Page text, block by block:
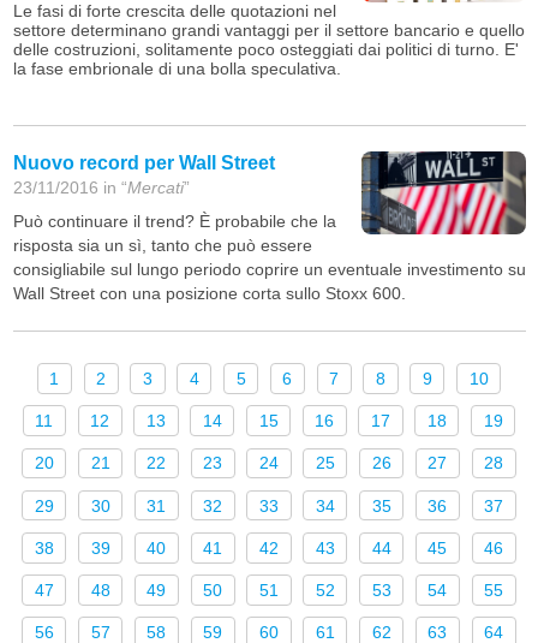
Le fasi di forte crescita delle quotazioni nel
settore determinano grandi vantaggi per il settore bancario e quello
delle costruzioni, solitamente poco osteggiati dai politici di turno. E'
la fase embrionale di una bolla speculativa.
Nuovo record per Wall Street
23/11/2016 in “Mercati”
Può continuare il trend? È probabile che la
risposta sia un sì, tanto che può essere
consigliabile sul lungo periodo coprire un eventuale investimento su
Wall Street con una posizione corta sullo Stoxx 600.
1 2 3 4 5 6 7 8 9 10
11 12 13 14 15 16 17 18 19
20 21 22 23 24 25 26 27 28
29 30 31 32 33 34 35 36 37
38 39 40 41 42 43 44 45 46
47 48 49 50 51 52 53 54 55
56 57 58 59 60 61 62 63 64